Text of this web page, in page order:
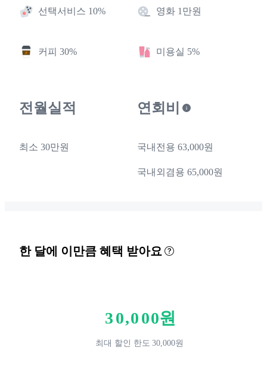
선택서비스 10% 영화 1만원
커피 30% 미용실 5%
전월실적
최소 30만원
연회비
국내전용 63,000원
국내외겸용 65,000원
한 달에 이만큼 혜택 받아요
3
4
0
1
,0
1
0
1
0원
최대 할인 한도 30,000원